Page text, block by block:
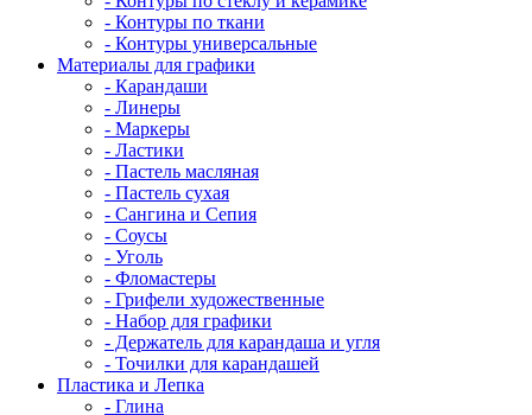
- Контуры по ткани
- Контуры универсальные
Материалы для графики
- Карандаши
- Линеры
- Маркеры
- Ластики
- Пастель масляная
- Пастель сухая
- Сангина и Сепия
- Соусы
- Уголь
- Фломастеры
- Грифели художественные
- Набор для графики
- Держатель для карандаша и угля
- Точилки для карандашей
Пластика и Лепка
- Глина